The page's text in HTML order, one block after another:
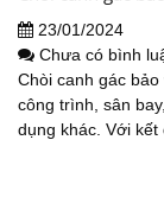
23/01/2024
Chưa có bình
Chòi canh gác
công trình, sân
dụng khác. Với kết